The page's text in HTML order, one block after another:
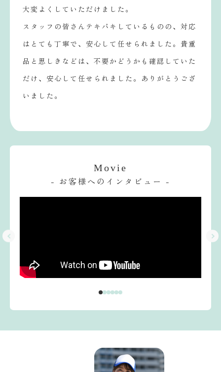
大変よくしていただけました。
スタッフの皆さんテキパキしているものの、対応
はとても丁寧で、安心して任せられました。貴重
品と思しきなどは、不要かどうかも確認していた
だけ、安心して任せられました。ありがとうござ
いました。
Movie
- お客様へのインタビュー -